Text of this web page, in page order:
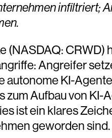
infiltriert;
(NASDAQ: CRWD)
Angreifer
autonome KI-
Aufbau von KI-
ist ein klares
geworden sind.